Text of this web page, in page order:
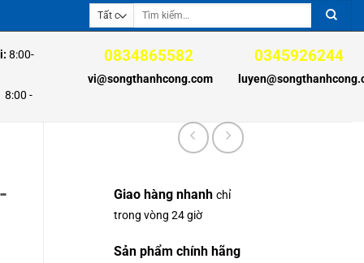
Tìm
8:00-
-
0834865582
vi@songthanhcong.com
0345926244
Giao hàng nhanh chỉ
trong vòng 24 giờ
Sản phẩm chính hãng